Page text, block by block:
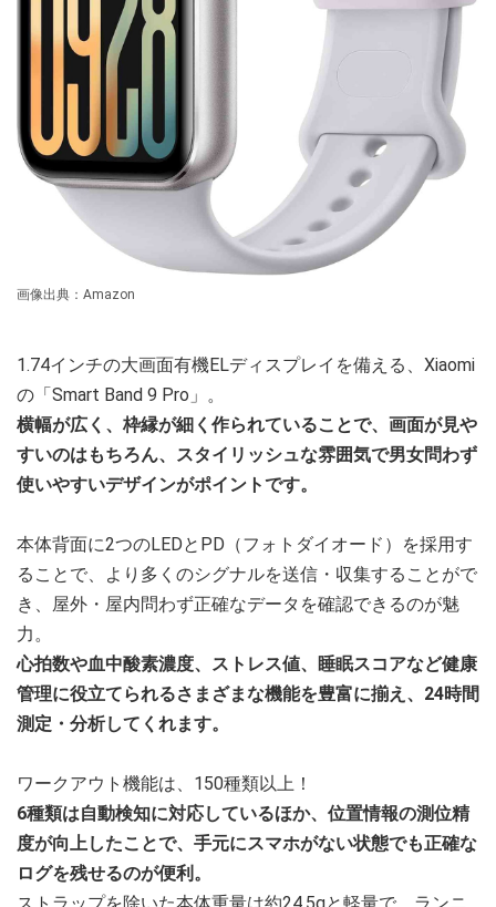
画像出典：Amazon
1.74インチの大画面有機ELディスプレイを備える、Xiaomi
の「Smart Band 9 Pro」。
横幅が広く、枠縁が細く作られていることで、画面が見や
すいのはもちろん、スタイリッシュな雰囲気で男女問わず
使いやすいデザインがポイントです。
本体背面に2つのLEDとPD（フォトダイオード）を採用す
ることで、より多くのシグナルを送信・収集することがで
き、屋外・屋内問わず正確なデータを確認できるのが魅
力。
心拍数や血中酸素濃度、ストレス値、睡眠スコアなど健康
管理に役立てられるさまざまな機能を豊富に揃え、24時間
測定・分析してくれます。
ワークアウト機能は、150種類以上！
6種類は自動検知に対応しているほか、位置情報の測位精
度が向上したことで、手元にスマホがない状態でも正確な
ログを残せるのが便利。